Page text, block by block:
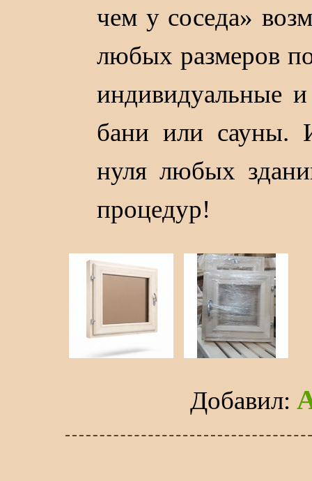
чем у соседа»
любых размеров
индивидуальные
бани или сауны.
нуля любых
процедур!
Добавил: